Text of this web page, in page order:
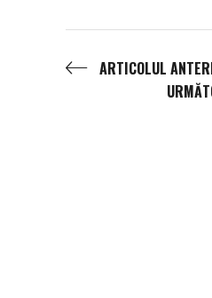
ARTICOLUL